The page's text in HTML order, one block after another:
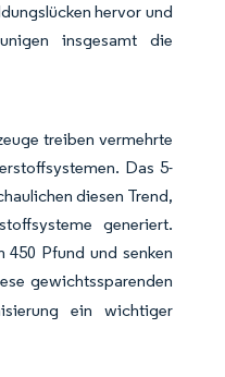
hervor und
insgesamt die
treiben vermehrte
Das 5-
diesen Trend,
generiert.
450 Pfund und senken
gewichtssparenden
ein wichtiger